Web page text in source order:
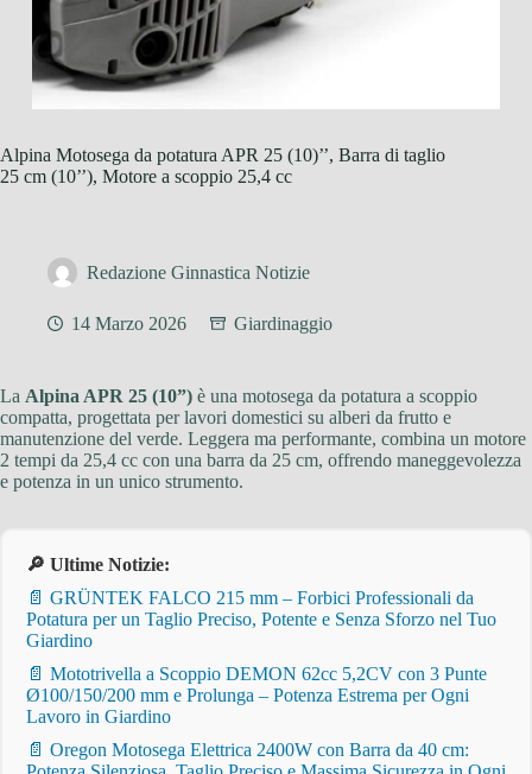
Alpina Motosega da potatura APR 25 (10)’’, Barra di taglio
25 cm (10’’), Motore a scoppio 25,4 cc
Redazione Ginnastica Notizie
14 Marzo 2026 Giardinaggio
La Alpina APR 25 (10”) è una motosega da potatura a scoppio
compatta, progettata per lavori domestici su alberi da frutto e
manutenzione del verde. Leggera ma performante, combina un motore
2 tempi da 25,4 cc con una barra da 25 cm, offrendo maneggevolezza
e potenza in un unico strumento.
🔎 Ultime Notizie:
📄 GRÜNTEK FALCO 215 mm – Forbici Professionali da
Potatura per un Taglio Preciso, Potente e Senza Sforzo nel Tuo
Giardino
📄 Mototrivella a Scoppio DEMON 62cc 5,2CV con 3 Punte
Ø100/150/200 mm e Prolunga – Potenza Estrema per Ogni
Lavoro in Giardino
📄 Oregon Motosega Elettrica 2400W con Barra da 40 cm: